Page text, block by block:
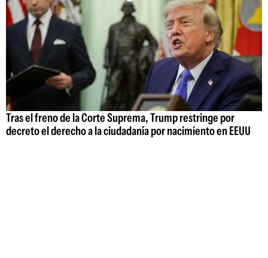
Tras el freno de la Corte Suprema, Trump restringe por
decreto el derecho a la ciudadanía por nacimiento en EEUU